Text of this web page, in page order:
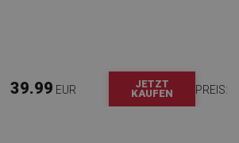
39.99 EUR
JETZT
KAUFEN
PREIS: